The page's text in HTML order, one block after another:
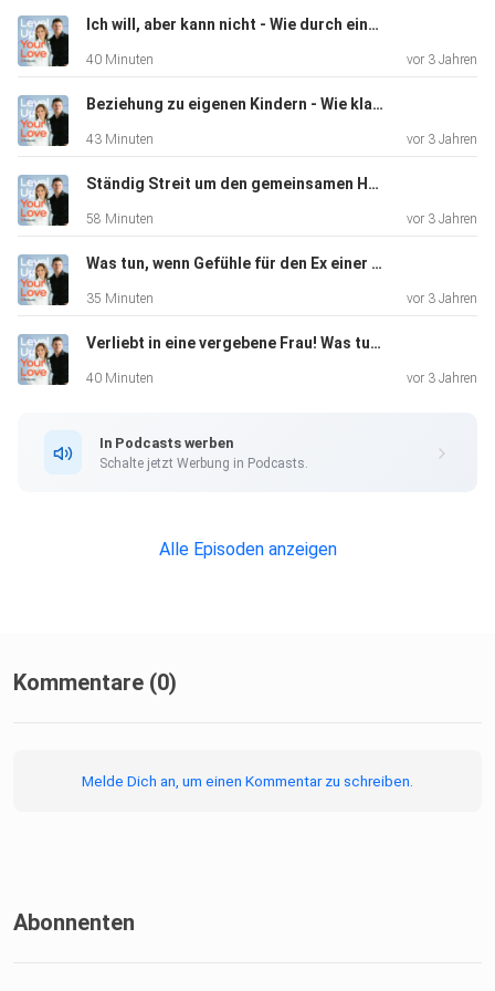
ohne-partner-zu-verletzen
---
Schreib uns!
Für Fragen, Anregungen und Feedback zu unserem
Podcast, sende uns
Ich will, aber kann nicht - Wie durch einen guten Zustand Veränderung entsteht!
40 Minuten vor 3 Jahren
Beziehung zu eigenen Kindern - Wie klappt es auch bei Problemen
43 Minuten vor 3 Jahren
Ständig Streit um den gemeinsamen Haushalt? Was wirklich hilft!
58 Minuten vor 3 Jahren
Was tun, wenn Gefühle für den Ex einer neuen Liebe im Weg stehen?
35 Minuten vor 3 Jahren
Verliebt in eine vergebene Frau! Was tun?
40 Minuten vor 3 Jahren
In Podcasts werben
Schalte jetzt Werbung in Podcasts.
Alle Episoden anzeigen
Kommentare (0)
Melde Dich an, um einen Kommentar zu schreiben.
Abonnenten